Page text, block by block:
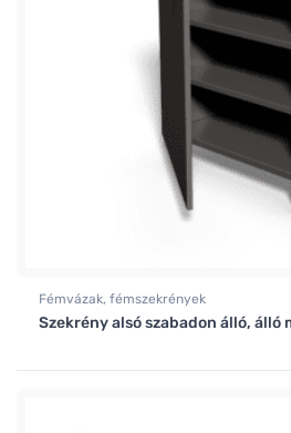
Fémvázak, fémszekrények
Szekrény alsó szabadon álló, álló